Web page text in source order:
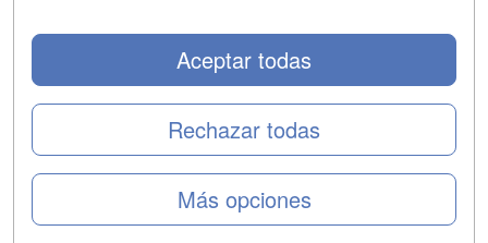
Más opciones
Rechazar todas
Aceptar todas